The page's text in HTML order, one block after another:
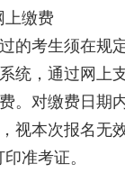
缴费
的考生须在规
统，通过网上
。对缴费日期
视本次报名无效
准考证。